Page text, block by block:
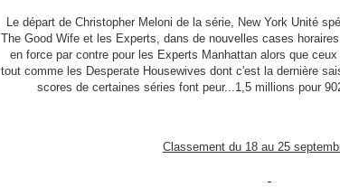
Le départ de Christopher Meloni de la série, New York Unité
The Good Wife et les Experts, dans de nouvelles cases
en force par contre pour les Experts Manhattan alors que
tout comme les Desperate Housewives dont c'est la dernière
scores de certaines séries font peur...1,5 millions pour
Classement du 18 au 25